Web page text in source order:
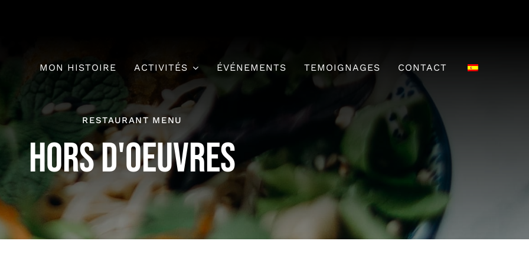
MON HISTOIRE ACTIVITÉS ÉVÉNEMENTS TEMOIGNAGES CONTACT
RESTAURANT MENU
HORS D'OEUVRES